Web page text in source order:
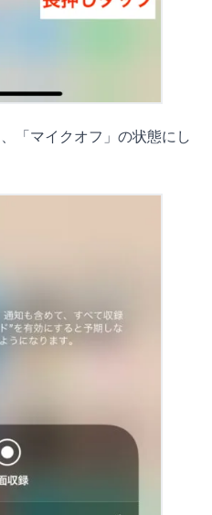
「マイクオフ」の状態にし